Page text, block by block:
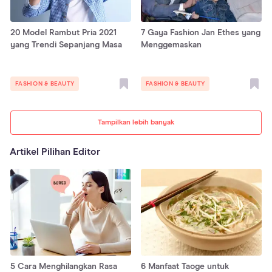
Tampilkan lebih banyak
20 Model Rambut Pria 2021
yang Trendi Sepanjang Masa
FASHION & BEAUTY
7 Gaya Fashion Jan Ethes yang
Menggemaskan
FASHION & BEAUTY
Artikel Pilihan Editor
5 Cara Menghilangkan Rasa 6 Manfaat Taoge untuk